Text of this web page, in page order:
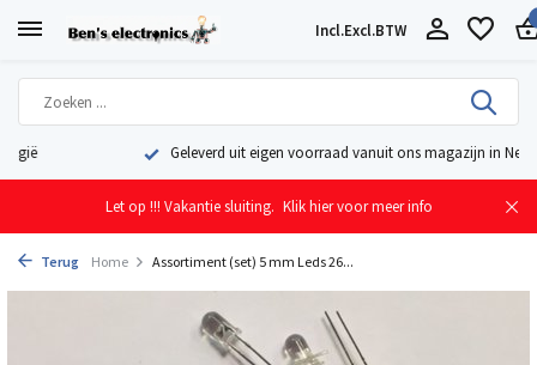
Incl.Excl.BTW
Geleverd uit eigen voorraad vanuit ons magazijn in Nederland
Let op !!! Vakantie sluiting. Klik hier voor meer info
Terug Home Assortiment (set) 5 mm Leds 26...